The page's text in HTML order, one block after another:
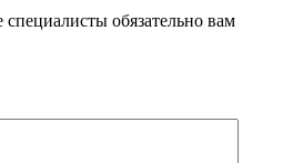
обязательно вам